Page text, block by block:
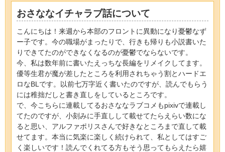
おさななイチャラブ話について
こんにちは！来週から本部のフロントに異動になり憂鬱なず
ー子です。今の職場がまったりで、行きも帰りも小説書いた
りできてたのができなくなるのが憂鬱でならないです。
今、私は数年前に書いたえっちな長編をリメイクしてます。
優等生君が魔が差したところを利用されちゃう割とハードエ
ロなBLです。以前七万字近く書いたのですが、読んでもらう
には稚拙だしと書き直しをしているところです。
で、今こちらに連載してるおさななラブコメもpixivで連載し
てたのですが、小刻みに手直しして載せてたらえらい数にな
ると思い、アルファポリスさんで好きなところまで直して載
せてます。本当に気楽に楽しく続けられて、私としてはすご
く楽しいです！読んでくれてる方もそう思ってもらえたら嬉